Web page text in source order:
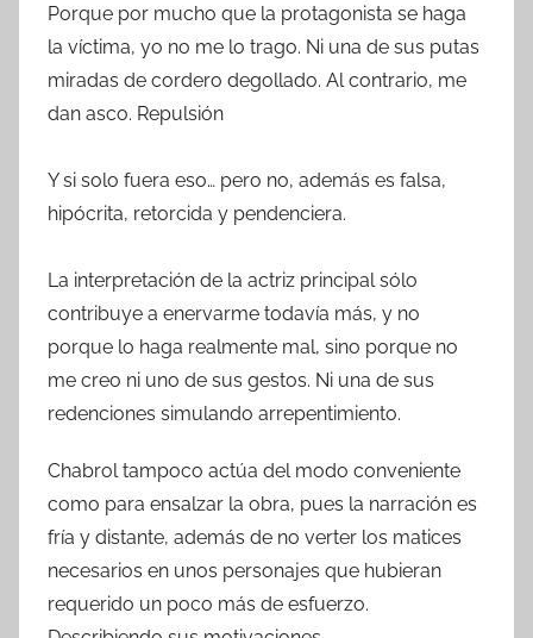
Porque por mucho que la protagonista se haga
la víctima, yo no me lo trago. Ni una de sus putas
miradas de cordero degollado. Al contrario, me
dan asco. Repulsión
Y si solo fuera eso… pero no, además es falsa,
hipócrita, retorcida y pendenciera.
La interpretación de la actriz principal sólo
contribuye a enervarme todavía más, y no
porque lo haga realmente mal, sino porque no
me creo ni uno de sus gestos. Ni una de sus
redenciones simulando arrepentimiento.
Chabrol tampoco actúa del modo conveniente
como para ensalzar la obra, pues la narración es
fría y distante, además de no verter los matices
necesarios en unos personajes que hubieran
requerido un poco más de esfuerzo.